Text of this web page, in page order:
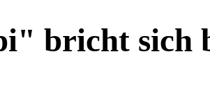
bricht sich